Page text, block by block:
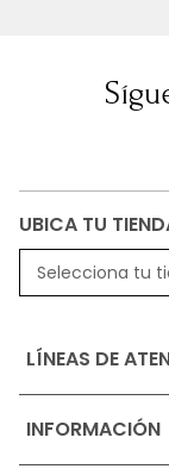
UBICA TU
Selecciona tu
LÍNEAS DE
INFORMACIÓN